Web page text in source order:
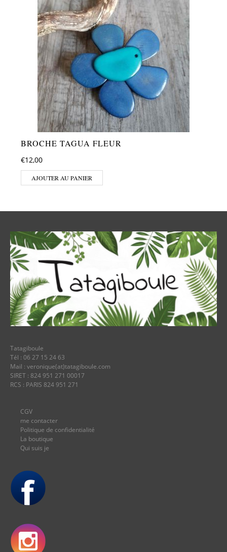
BROCHE TAGUA FLEUR
€12,00
AJOUTER AU PANIER
Tatagiboule
Tél : 06 27 15 24 63
Mail : veronique(at)tatagiboule.com
SIRET : 824 951 271 00017
RCS : PARIS 824 951 271
CGV
me contacter
Politique de confidentialité
La boutique
Qui suis je